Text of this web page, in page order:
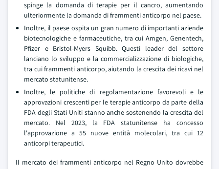
spinge la domanda di terapie per il cancro, aumentando
ulteriormente la domanda di frammenti anticorpo nel paese.
Inoltre, il paese ospita un gran numero di importanti aziende
biotecnologiche e farmaceutiche, tra cui Amgen, Genentech,
Pfizer e Bristol-Myers Squibb. Questi leader del settore
lanciano lo sviluppo e la commercializzazione di biologiche,
tra cui frammenti anticorpo, aiutando la crescita dei ricavi nel
mercato statunitense.
Inoltre, le politiche di regolamentazione favorevoli e le
approvazioni crescenti per le terapie anticorpo da parte della
FDA degli Stati Uniti stanno anche sostenendo la crescita del
mercato. Nel 2023, la FDA statunitense ha concesso
l'approvazione a 55 nuove entità molecolari, tra cui 12
anticorpi terapeutici.
Il mercato dei frammenti anticorpo nel Regno Unito dovrebbe